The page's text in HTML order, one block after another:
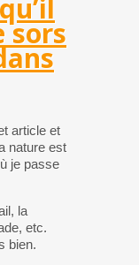
sors
article et
nature est
je passe
la
etc.
bien.